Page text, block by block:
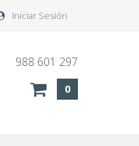
Iniciar Sesión
988 601 297
0